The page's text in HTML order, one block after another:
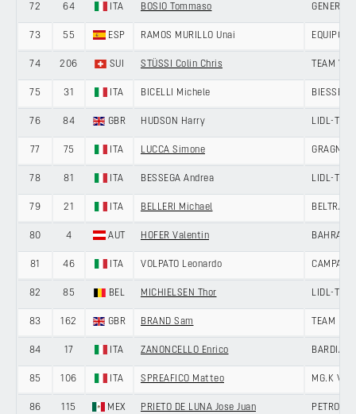
72 64 ITA BOSIO Tommaso GENERAL
73 55 ESP RAMOS MURILLO Unai EQUIPO
74 206 SUI STÜSSI Colin Chris TEAM
75 31 ITA BICELLI Michele BIESSE -
76 84 GBR HUDSON Harry LIDL-
77 75 ITA LUCCA Simone
78 81 ITA BESSEGA Andrea LIDL-
79 21 ITA BELLERI Michael
80 4 AUT HOFER Valentin BAHRAIN
81 46 ITA VOLPATO Leonardo
82 85 BEL MICHIELSEN Thor LIDL-
83 162 GBR BRAND Sam TEAM
84 17 ITA ZANONCELLO Enrico BARDIANI
85 106 ITA SPREAFICO Matteo MG.K VIS
86 115 MEX PRIETO DE LUNA Jose Juan